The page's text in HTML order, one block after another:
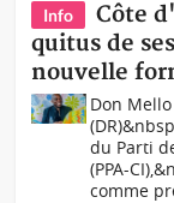
Info
Côte
quitus de
nouvelle
Don
du Parti
(PPA-
comme